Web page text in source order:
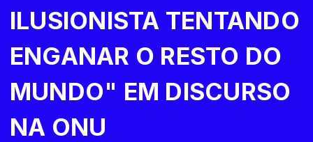
ILUSIONISTA TENTANDO
ENGANAR O RESTO DO
MUNDO" EM DISCURSO
NA ONU